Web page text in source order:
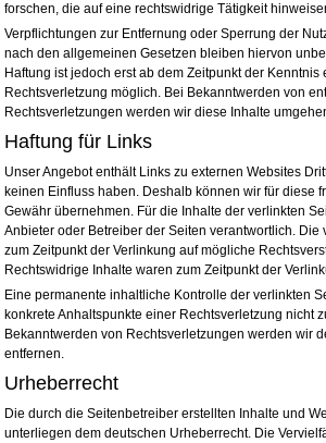
forschen, die auf eine rechtswidrige Tätigkeit
Verpflichtungen zur Entfernung oder Sperrung der
nach den allgemeinen Gesetzen bleiben hiervon
Haftung ist jedoch erst ab dem Zeitpunkt der Kenntnis
Rechtsverletzung möglich. Bei Bekanntwerden von
Rechtsverletzungen werden wir diese Inhalte
Haftung für Links
Unser Angebot enthält Links zu externen Websites
keinen Einfluss haben. Deshalb können wir für diese
Gewähr übernehmen. Für die Inhalte der verlinkten
Anbieter oder Betreiber der Seiten verantwortlich. Die
zum Zeitpunkt der Verlinkung auf mögliche
Rechtswidrige Inhalte waren zum Zeitpunkt der
Eine permanente inhaltliche Kontrolle der verlinkten
konkrete Anhaltspunkte einer Rechtsverletzung nicht
Bekanntwerden von Rechtsverletzungen werden wir
entfernen.
Urheberrecht
Die durch die Seitenbetreiber erstellten Inhalte und
unterliegen dem deutschen Urheberrecht. Die